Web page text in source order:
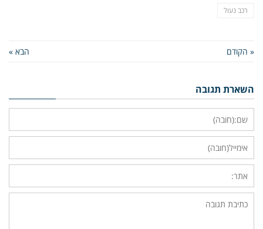
רכב נעול
« הקודם הבא »
השארת תגובה